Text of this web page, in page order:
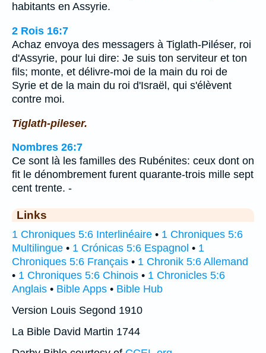
habitants en Assyrie.
2 Rois 16:7
Achaz envoya des messagers à Tiglath-Piléser, roi
d'Assyrie, pour lui dire: Je suis ton serviteur et ton
fils; monte, et délivre-moi de la main du roi de
Syrie et de la main du roi d'Israël, qui s'élèvent
contre moi.
Tiglath-pileser.
Nombres 26:7
Ce sont là les familles des Rubénites: ceux dont on
fit le dénombrement furent quarante-trois mille sept
cent trente. -
Links
1 Chroniques 5:6 Interlinéaire • 1 Chroniques 5:6
Multilingue • 1 Crónicas 5:6 Espagnol • 1
Chroniques 5:6 Français • 1 Chronik 5:6 Allemand
• 1 Chroniques 5:6 Chinois • 1 Chronicles 5:6
Anglais • Bible Apps • Bible Hub
Version Louis Segond 1910
La Bible David Martin 1744